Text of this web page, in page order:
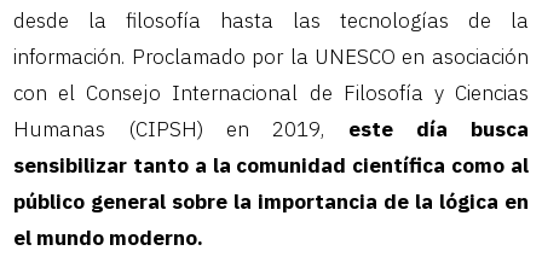
desde la filosofía hasta las tecnologías de la
información. Proclamado por la UNESCO en asociación
con el Consejo Internacional de Filosofía y Ciencias
Humanas (CIPSH) en 2019, este día busca
sensibilizar tanto a la comunidad científica como al
público general sobre la importancia de la lógica en
el mundo moderno.